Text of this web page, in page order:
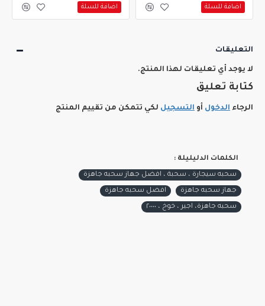
اضافة للسلة اضافة للسلة
التعليقات
لا يوجد أي تعليقات لهذا المنتج.
كتابة تعليق
الرجاء الدخول أو التسجيل لكي تتمكن من تقييم المنتج
الكلمات الدليليلة :
سحبه سيجارة ، سحبة ، افضل جهاز سحبه جاهزة
جهاز سحبه جاهزة افضل سحبه جاهزة
سحبه جاهزة، اجير ، خوخ ، ٢٠٠٠٠